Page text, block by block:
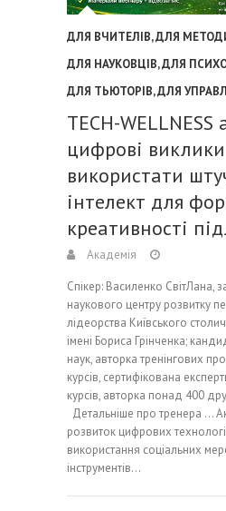
ДЛЯ ВЧИТЕЛІВ,ДЛЯ
ДЛЯ НАУКОВЦІВ,ДЛЯ
ДЛЯ ТЬЮТОРІВ,ДЛЯ
TECH-WELLNESS
цифрові
використати
інтелект для
креативності
Академія
Спікер: Василенко СвітЛана,
наукового центру розвитку
лідеорства Київського
імені Бориса Грінченка;
наук, авторка тренінгових
курсів, сертифікована
курсів, авторка понад 400
Детальніше про тренера …
розвиток цифрових
використання соціальних
інструментів…